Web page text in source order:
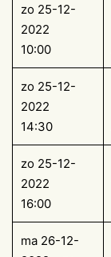
zo 25-12-
2022
10:00
zo 25-12-
2022
14:30
zo 25-12-
2022
16:00
ma 26-12-